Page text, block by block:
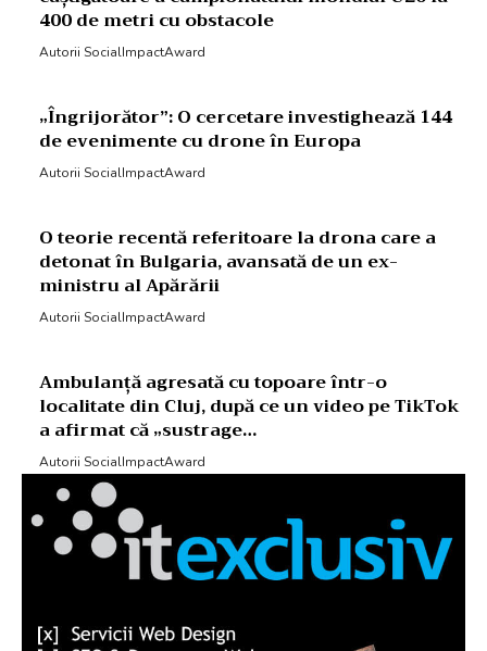
400 de metri cu obstacole
Autorii SocialImpactAward
„Îngrijorător”: O cercetare investighează 144
de evenimente cu drone în Europa
Autorii SocialImpactAward
O teorie recentă referitoare la drona care a
detonat în Bulgaria, avansată de un ex-
ministru al Apărării
Autorii SocialImpactAward
Ambulanță agresată cu topoare într-o
localitate din Cluj, după ce un video pe TikTok
a afirmat că „sustrage…
Autorii SocialImpactAward